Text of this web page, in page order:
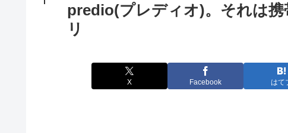
predio(プレディオ)。それは
リ
X Facebook はて